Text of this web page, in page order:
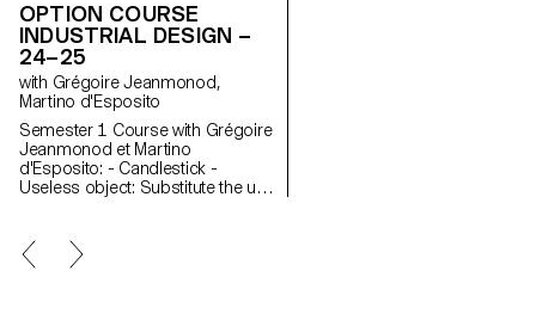
OPTION COURSE
INDUSTRIAL DESIGN –
24–25
with Grégoire Jeanmonod,
Martino d'Esposito
Semester 1 Course with Grégoire
Jeanmonod et Martino
d'Esposito: - Candlestick -
Useless object: Substitute the use
Semester 2 Course with Grégoire
Jeanmonod et Martino